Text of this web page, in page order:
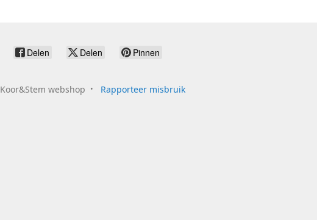
Delen Delen Pinnen
Koor&Stem webshop Rapporteer misbruik